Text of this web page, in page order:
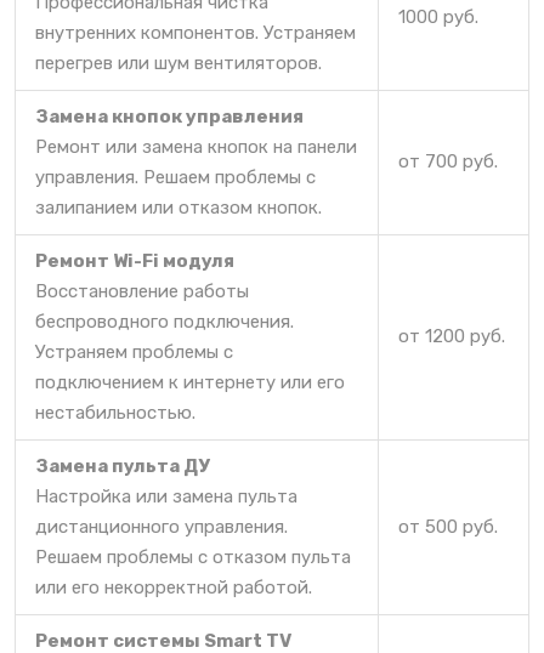
внутренних компонентов. Устраняем
перегрев или шум вентиляторов.
1000 руб.
Замена кнопок управления
Ремонт или замена кнопок на панели
управления. Решаем проблемы с
залипанием или отказом кнопок.
от 700 руб.
Ремонт Wi-Fi модуля
Восстановление работы
беспроводного подключения.
Устраняем проблемы с
подключением к интернету или его
нестабильностью.
от 1200 руб.
Замена пульта ДУ
Настройка или замена пульта
дистанционного управления.
Решаем проблемы с отказом пульта
или его некорректной работой.
от 500 руб.
Ремонт системы Smart TV